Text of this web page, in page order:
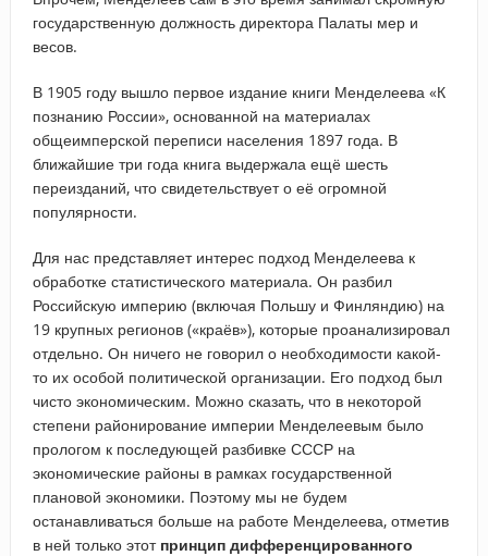
государственную должность директора Палаты мер и
весов.
В 1905 году вышло первое издание книги Менделеева «К
познанию России», основанной на материалах
общеимперской переписи населения 1897 года. В
ближайшие три года книга выдержала ещё шесть
переизданий, что свидетельствует о её огромной
популярности.
Для нас представляет интерес подход Менделеева к
обработке статистического материала. Он разбил
Российскую империю (включая Польшу и Финляндию) на
19 крупных регионов («краёв»), которые проанализировал
отдельно. Он ничего не говорил о необходимости какой-
то их особой политической организации. Его подход был
чисто экономическим. Можно сказать, что в некоторой
степени районирование империи Менделеевым было
прологом к последующей разбивке СССР на
экономические районы в рамках государственной
плановой экономики. Поэтому мы не будем
останавливаться больше на работе Менделеева, отметив
в ней только этот принцип дифференцированного